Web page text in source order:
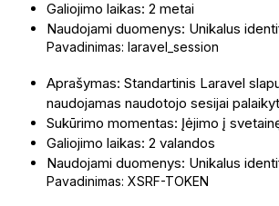
Galiojimo laikas: 2 metai
Naudojami duomenys: Unikalus
Pavadinimas: laravel_session
Aprašymas: Standartinis Laravel
naudojamas naudotojo sesijai
Sukūrimo momentas: Įėjimo į
Galiojimo laikas: 2 valandos
Naudojami duomenys: Unikalus
Pavadinimas: XSRF-TOKEN